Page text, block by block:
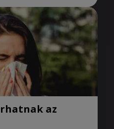
az